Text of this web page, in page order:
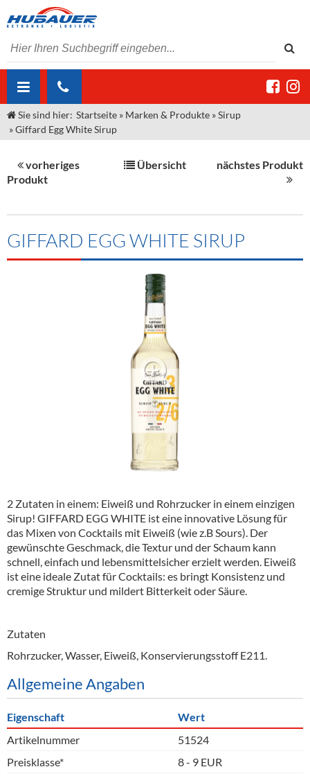
ÜBER UNS
Unser Liefergebiet
Kontakt
Angebote Gastronomie & Großhandel
Neuigkeiten
MARKEN & PRODUKTE
Sirup
Spirituosen
Kommisionskauf & Lieferbedingungen
Fremddienstleistungen
Sie sind hier: Startseite » Marken & Produkte »Sirup
»Giffard Egg White Sirup
vorheriges
Produkt
Übersicht nächstes Produkt
GIFFARD EGG WHITE SIRUP
2 Zutaten in einem: Eiweiß und Rohrzucker in einem einzigen
Sirup! GIFFARD EGG WHITE ist eine innovative Lösung für
das Mixen von Cocktails mit Eiweiß (wie z.B Sours). Der
gewünschte Geschmack, die Textur und der Schaum kann
schnell, einfach und lebensmittelsicher erzielt werden. Eiweiß
ist eine ideale Zutat für Cocktails: es bringt Konsistenz und
cremige Struktur und mildert Bitterkeit oder Säure.
Zutaten
Rohrzucker, Wasser, Eiweiß, Konservierungsstoff E211.
Allgemeine Angaben
Eigenschaft
Wert
Artikelnummer
51524
Preisklasse*
8 - 9 EUR